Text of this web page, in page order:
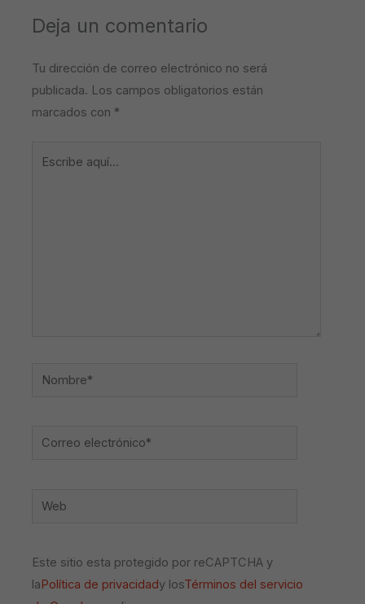
Deja un comentario
Tu dirección de correo electrónico no será
publicada. Los campos obligatorios están
marcados con *
Nombre*
Correo
Web
Este sitio esta protegido por reCAPTCHA y
laPolítica de privacidady losTérminos del servicio